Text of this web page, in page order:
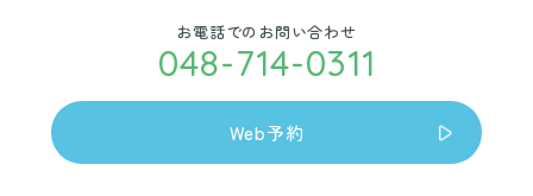
お電話でのお問い合わせ
048-714-0311
Web予約